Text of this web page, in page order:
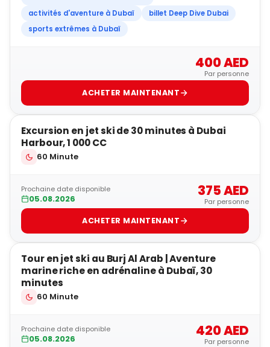
activités d'aventure à Dubaï
billet Deep Dive Dubai
sports extrêmes à Dubaï
400 AED
Par personne
ACHETER MAINTENANT
5
POPULAIRE
Excursion en jet ski de 30 minutes à Dubai
Harbour, 1 000 CC
60 Minute
Prochaine date disponible
05.08.2026 375 AED
Par personne
ACHETER MAINTENANT
5
POPULAIRE
Tour en jet ski au Burj Al Arab | Aventure
marine riche en adrénaline à Dubaï, 30
minutes
60 Minute
Prochaine date disponible
05.08.2026 420 AED
Par personne